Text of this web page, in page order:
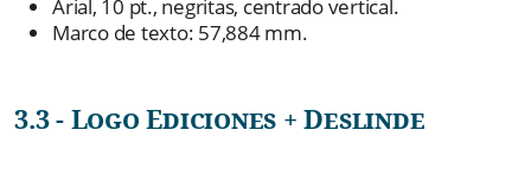
Arial, 10 pt., negritas, centrado vertical.
Marco de texto: 57,884 mm.
3.3 - Logo Ediciones + Deslinde